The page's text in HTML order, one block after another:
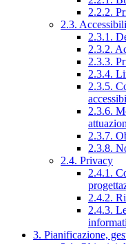
2.2.2.
2.3.
2.3.1.
2.3.2.
2.3.3.
2.3.4.
2.3.5.
2.3.6.
2.3.7.
2.3.8.
2.4. Privacy
2.4.1.
2.4.2.
2.4.3.
3. Pianificazione,